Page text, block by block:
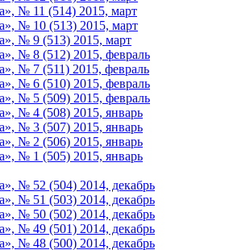
№ 11 (514) 2015, март
№ 10 (513) 2015, март
№ 9 (513) 2015, март
№ 8 (512) 2015, февраль
№ 7 (511) 2015, февраль
№ 6 (510) 2015, февраль
№ 5 (509) 2015, февраль
№ 4 (508) 2015, январь
№ 3 (507) 2015, январь
№ 2 (506) 2015, январь
№ 1 (505) 2015, январь
№ 52 (504) 2014, декабрь
№ 51 (503) 2014, декабрь
№ 50 (502) 2014, декабрь
№ 49 (501) 2014, декабрь
№ 48 (500) 2014, декабрь